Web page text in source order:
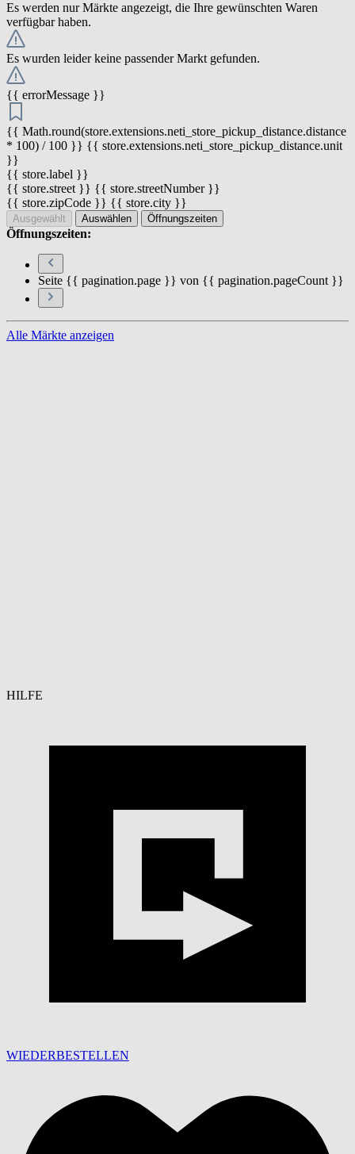
Es werden nur Märkte angezeigt, die Ihre gewünschten Waren
verfügbar haben.
Es wurden leider keine passender Markt gefunden.
{{ errorMessage }}
{{ Math.round(store.extensions.neti_store_pickup_distance.distance
* 100) / 100 }} {{ store.extensions.neti_store_pickup_distance.unit
}}
{{ store.label }}
{{ store.street }} {{ store.streetNumber }}
{{ store.zipCode }} {{ store.city }}
Ausgewählt Auswählen Öffnungszeiten
Öffnungszeiten:
Seite {{ pagination.page }} von {{ pagination.pageCount }}
Alle Märkte anzeigen
HILFE
WIEDERBESTELLEN